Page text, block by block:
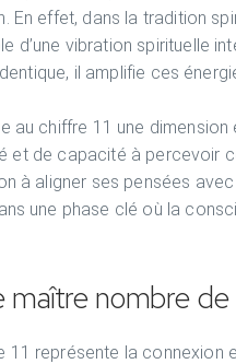
En effet, dans la tradition
d’une vibration spirituelle
il amplifie ces
au chiffre 11 une dimension
et de capacité à percevoir
à aligner ses pensées
une phase clé où la
maître nombre
11 représente la connexion